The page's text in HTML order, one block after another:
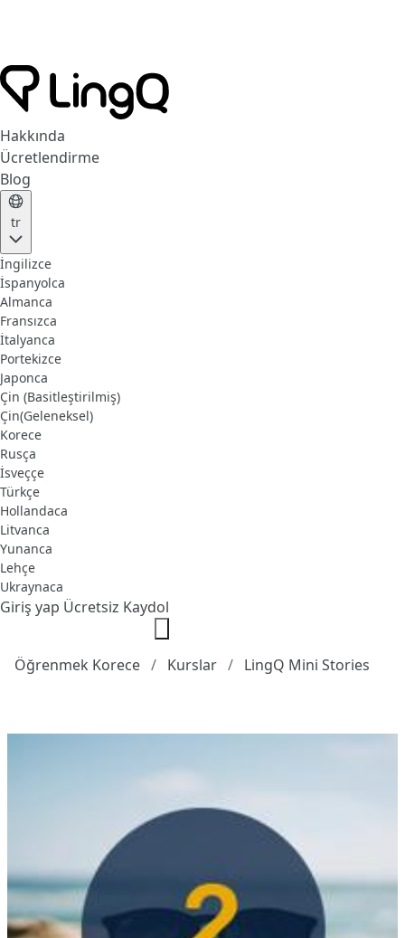
Hakkında
Ücretlendirme
Blog
tr
İngilizce
İspanyolca
Almanca
Fransızca
İtalyanca
Portekizce
Japonca
Çin (Basitleştirilmiş)
Çin(Geleneksel)
Korece
Rusça
İsveççe
Türkçe
Hollandaca
Litvanca
Yunanca
Lehçe
Ukraynaca
Giriş yap Ücretsiz Kaydol
Öğrenmek Korece Kurslar LingQ Mini Stories